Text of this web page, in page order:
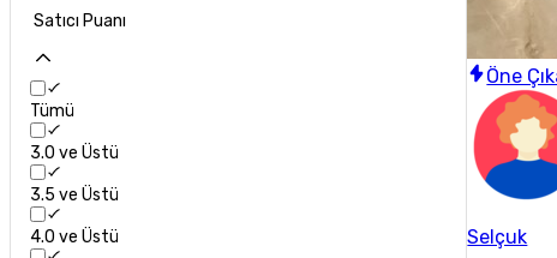
Satıcı Puanı
Tümü
3.0 ve Üstü
3.5 ve Üstü
4.0 ve Üstü
Öne
Selçuk